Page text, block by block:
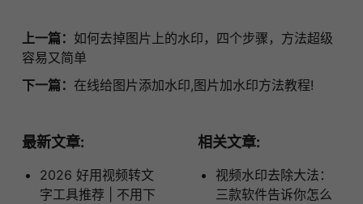
上一篇： 如何去掉图片上的水印，四个步骤，方法超级
容易又简单
下一篇： 在线给图片添加水印,图片加水印方法教程!
最新文章:
2026 好用视频转文
字工具推荐 | 不用下
相关文章:
视频水印去除大法：
三款软件告诉你怎么